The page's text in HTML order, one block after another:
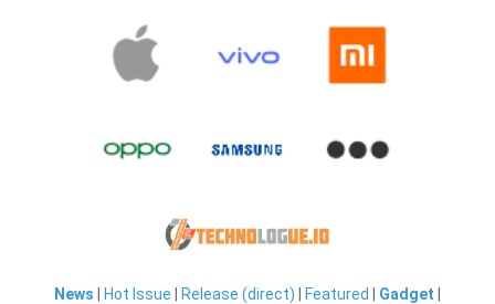
News Hot Issue Release (direct) Featured Gadget